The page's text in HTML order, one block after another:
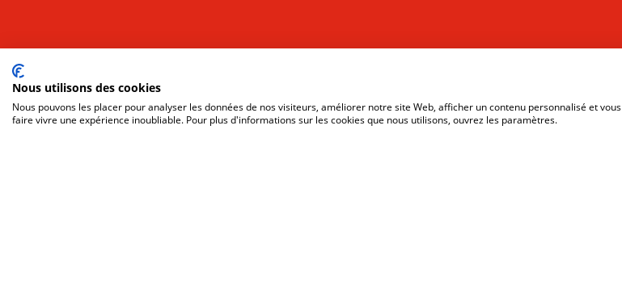
Nous utilisons des cookies
Nous pouvons les placer pour analyser les données de nos visiteurs, améliorer notre site Web, afficher un contenu personnalisé et vous
faire vivre une expérience inoubliable. Pour plus d'informations sur les cookies que nous utilisons, ouvrez les paramètres.